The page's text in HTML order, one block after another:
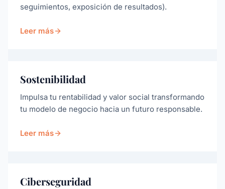
seguimientos, exposición de resultados).
Leer más
Sostenibilidad
Impulsa tu rentabilidad y valor social transformando
tu modelo de negocio hacia un futuro responsable.
Leer más
Ciberseguridad